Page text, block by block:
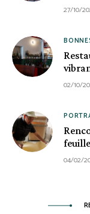
27/10/
02/10/
04/02/